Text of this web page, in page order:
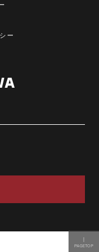
｜
PAGETOP
ー